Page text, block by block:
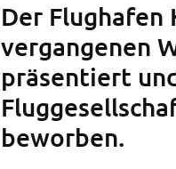
Der Flughafen
vergangenen
präsentiert
beworben.